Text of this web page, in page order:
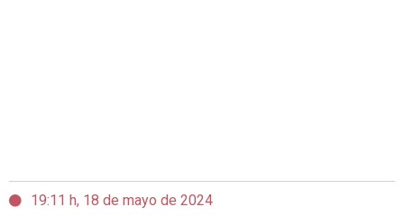
19:11 h, 18 de mayo de 2024